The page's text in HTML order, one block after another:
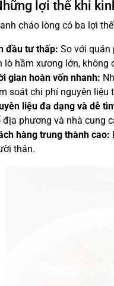
lợi thế khi
cháo lòng có ba lợi
đầu tư thấp: So với quán
lò hầm xương lớn, không
gian hoàn vốn nhanh:
soát chi phí nguyên liệu
liệu đa dạng và dễ
địa phương và nhà cung
hàng trung thành cao:
thân.